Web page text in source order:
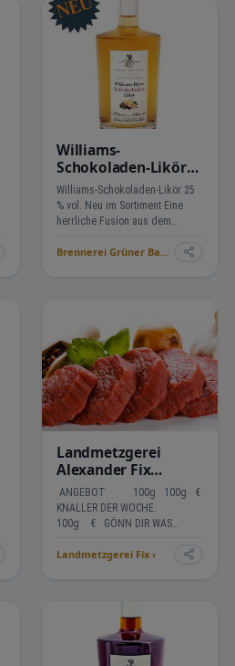
Williams-
Schokoladen-Likör
25%vol.
Williams-Schokoladen-Likör 25
% vol. Neu im Sortiment Eine
herrliche Fusion aus dem
Brennerei und einem cremigen
Brennerei Grüner Baum ›
Landmetzgerei
Alexander Fix
Wochenangebot
ANGEBOT 100g 100g €
KNALLER DER WOCHE:
100g € GÖNN DIR WAS
03.08.-26.08.2026 Betriebsferien
Landmetzgerei Fix ›